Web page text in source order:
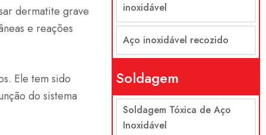
dermatite grave
e reações
Ele tem sido
do sistema
inoxidável
Aço inoxidável recozido
Soldagem
Soldagem Tóxica de Aço
Inoxidável